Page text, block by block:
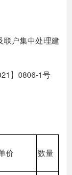
联户集中处理建
】0806-1号
价 数量